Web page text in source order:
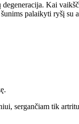
Kai
palaikyti ryšį
sergančiam tik